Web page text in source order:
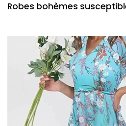
Robes bohèmes